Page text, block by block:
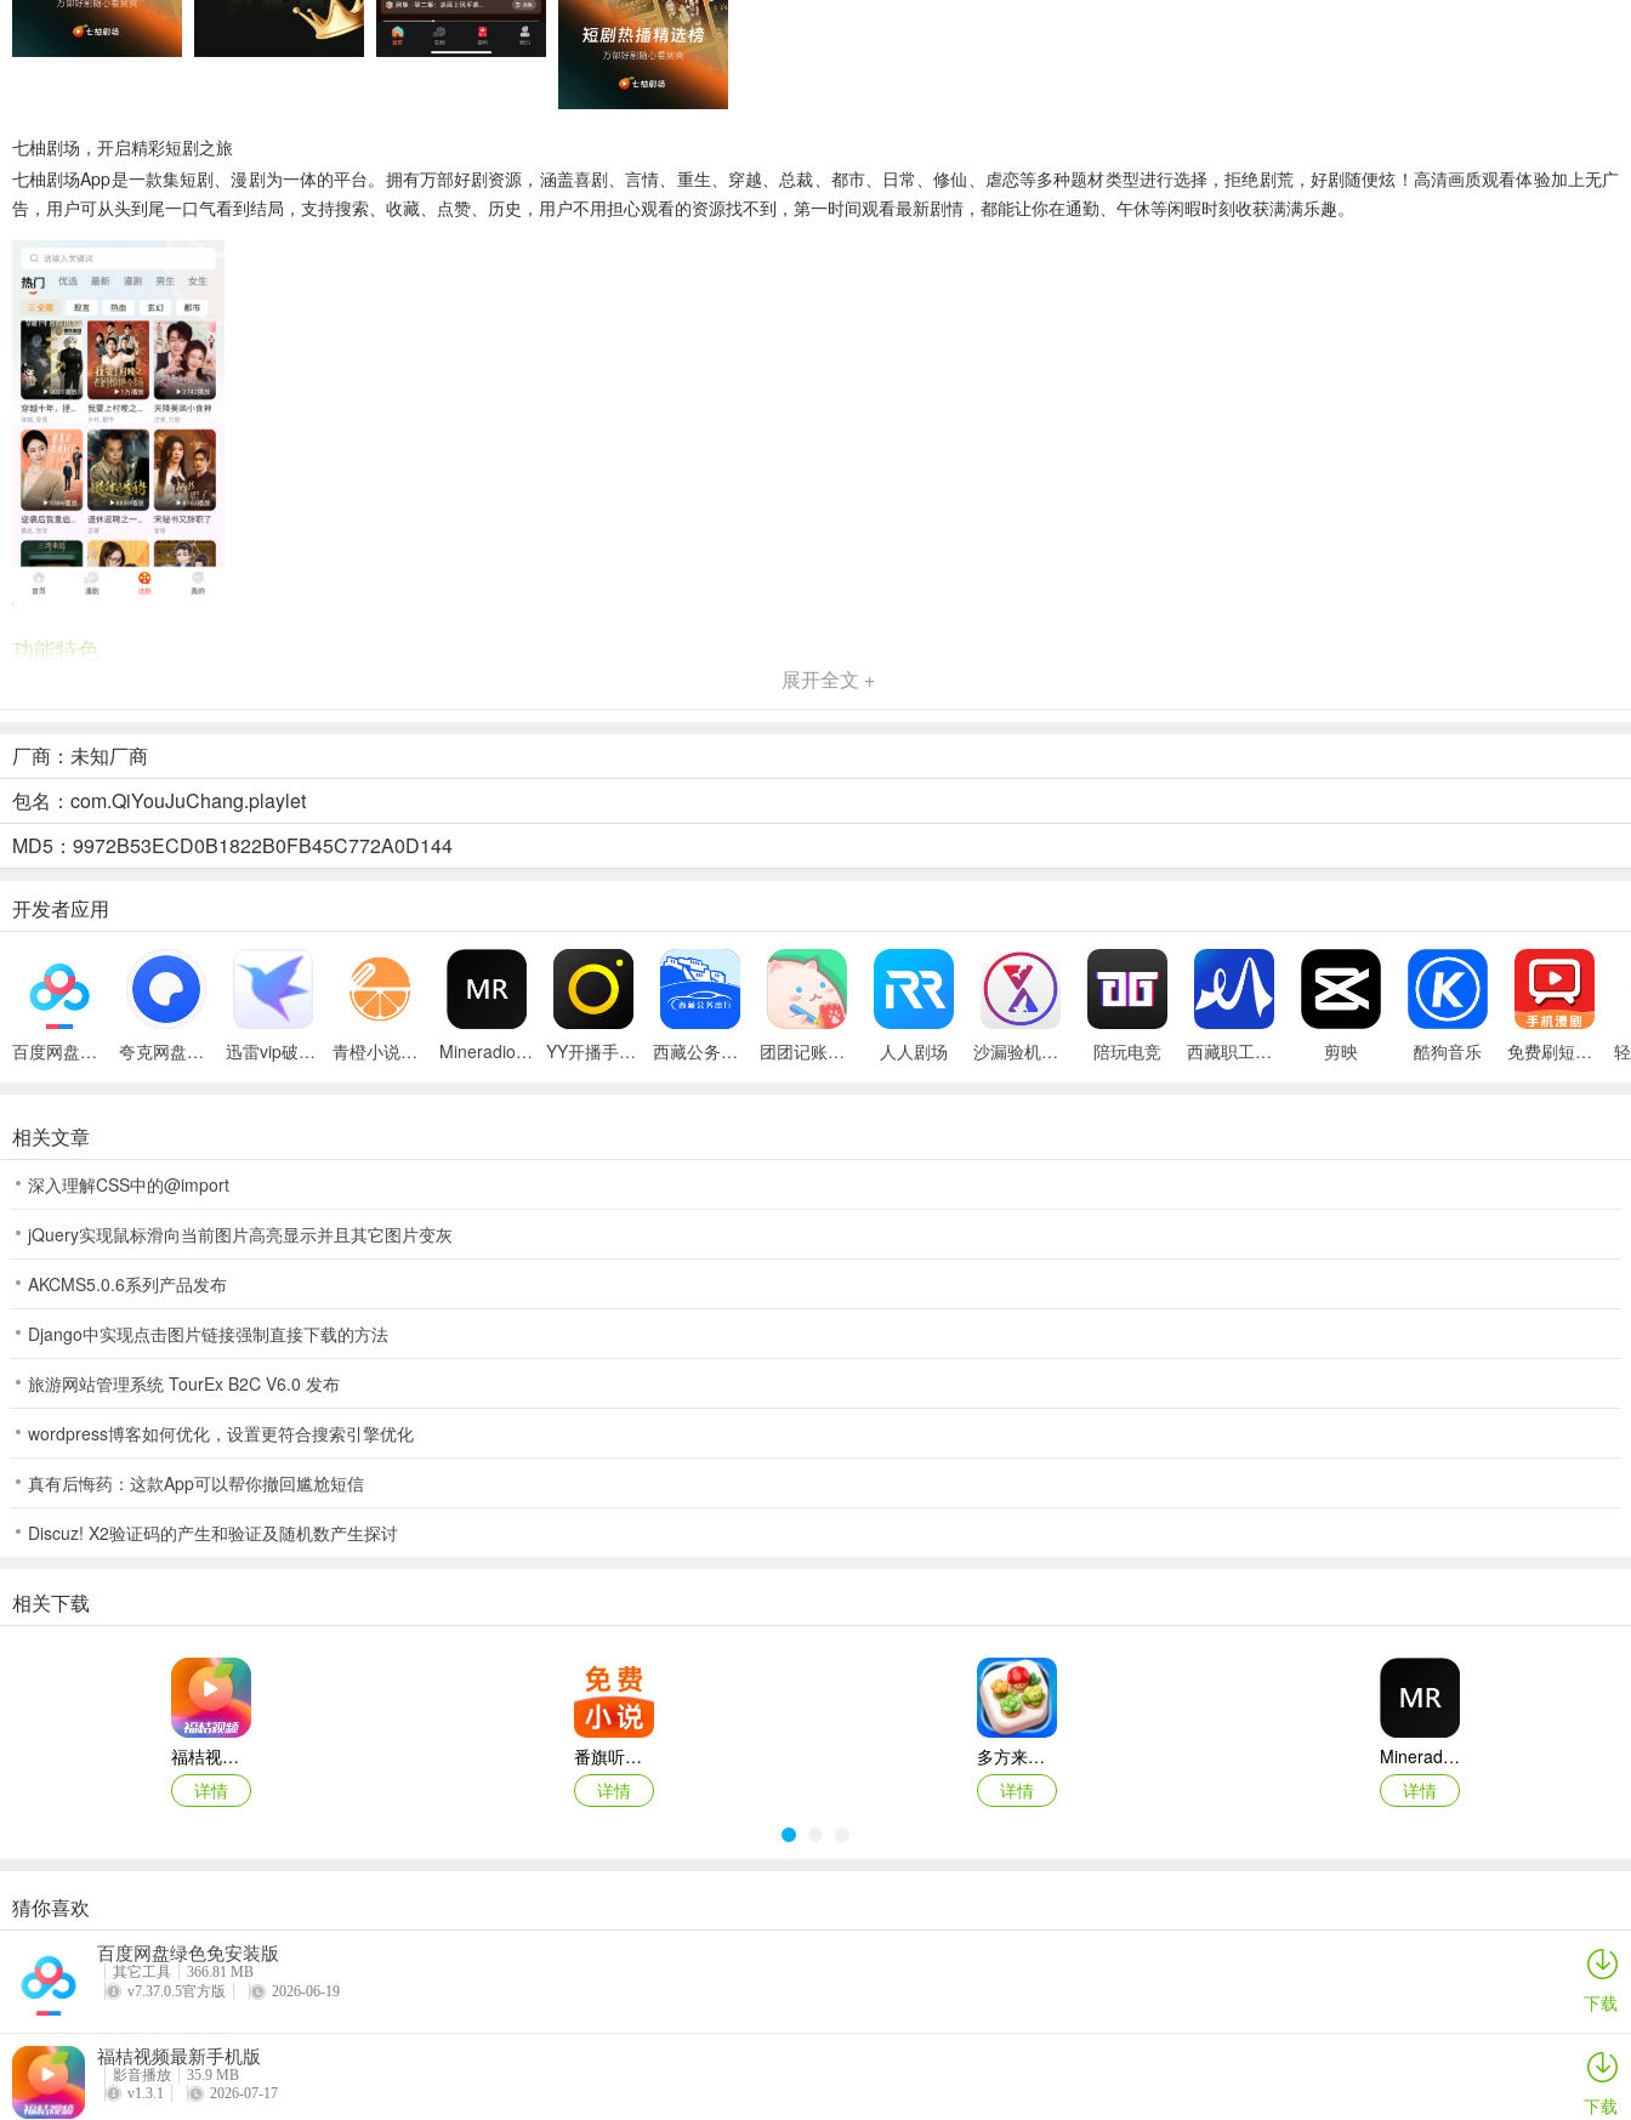
七柚剧场，开启精彩短剧之旅
七柚剧场App是一款集短剧、漫剧为一体的平台。拥有万部好剧资源，涵盖喜剧、言情、重生、穿越、总裁、都市、日常、修仙、虐恋等多种题材类型进行选择，拒绝剧荒，好剧随便炫！高清画质观看体验加上无广
告，用户可从头到尾一口气看到结局，支持搜索、收藏、点赞、历史，用户不用担心观看的资源找不到，第一时间观看最新剧情，都能让你在通勤、午休等闲暇时刻收获满满乐趣。
功能特色
2、随心追剧
精彩随时看，所爱随收藏。
3、超高清画面
从头到尾一口气看到结局。
4、万能搜索
告别到处找，精准你的需求。
七柚剧场App广告推送关闭方法
1、打开七柚剧场App，进入【我的】页面；
3、找到【广告推送服务】并将其关闭；
展开全文 +
厂商：未知厂商
包名：com.QiYouJuChang.playlet
MD5：9972B53ECD0B1822B0FB45C772A0D144
开发者应用
百度网盘绿色免安装Pc电脑版 夸克网盘官方正式版 迅雷vip破解版永久会员2024版 青橙小说App Mineradio手机版 YY开播手机版 西藏公务出行app 团团记账App 人人剧场 沙漏验机手机版 陪玩电竞 西藏职工App 剪映 酷狗音乐 免费刷短剧漫剧
相关文章
深入理解CSS中的@import
jQuery实现鼠标滑向当前图片高亮显示并且其它图片变灰
AKCMS5.0.6系列产品发布
Django中实现点击图片链接强制直接下载的方法
旅游网站管理系统 TourEx B2C V6.0 发布
wordpress博客如何优化，设置更符合搜索引擎优化
真有后悔药：这款App可以帮你撤回尴尬短信
Discuz! X2验证码的产生和验证及随机数产生探讨
相关下载
福桔视频最新手机版
详情
番旗听书免费畅听(听书软件)
详情
多方来财2026(图片处理工具)
详情
Mineradio手机版
详情
人人剧场
详情
吃鸡录屏app
人人影视tv客户端
4K视频
猜你喜欢
百度网盘绿色免安装版
其它工具
366.81 MB
v7.37.0.5官方版
2026-06-19 下载
福桔视频最新手机版
影音播放
35.9 MB
v1.3.1
2026-07-17 下载